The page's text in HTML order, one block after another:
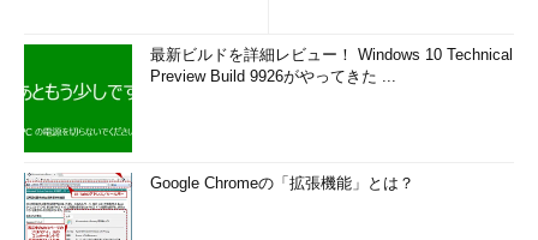
最新ビルドを詳細レビュー！ Windows 10 Technical
Preview Build 9926がやってきた ...
Google Chromeの「拡張機能」とは？